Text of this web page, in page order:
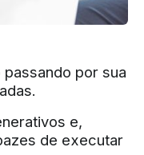
por sua
e,
de executar